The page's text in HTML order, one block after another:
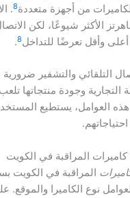
من أجهزة متعددة8
.
وأقل تعرضًا للتداخل8
.
التلقائي والتشفير
التجارية وجودة منتجاتها
العوامل، يستطيع
المراقبة في الكويت
المراقبة في الكويت
نوع الكاميرا والموقع.